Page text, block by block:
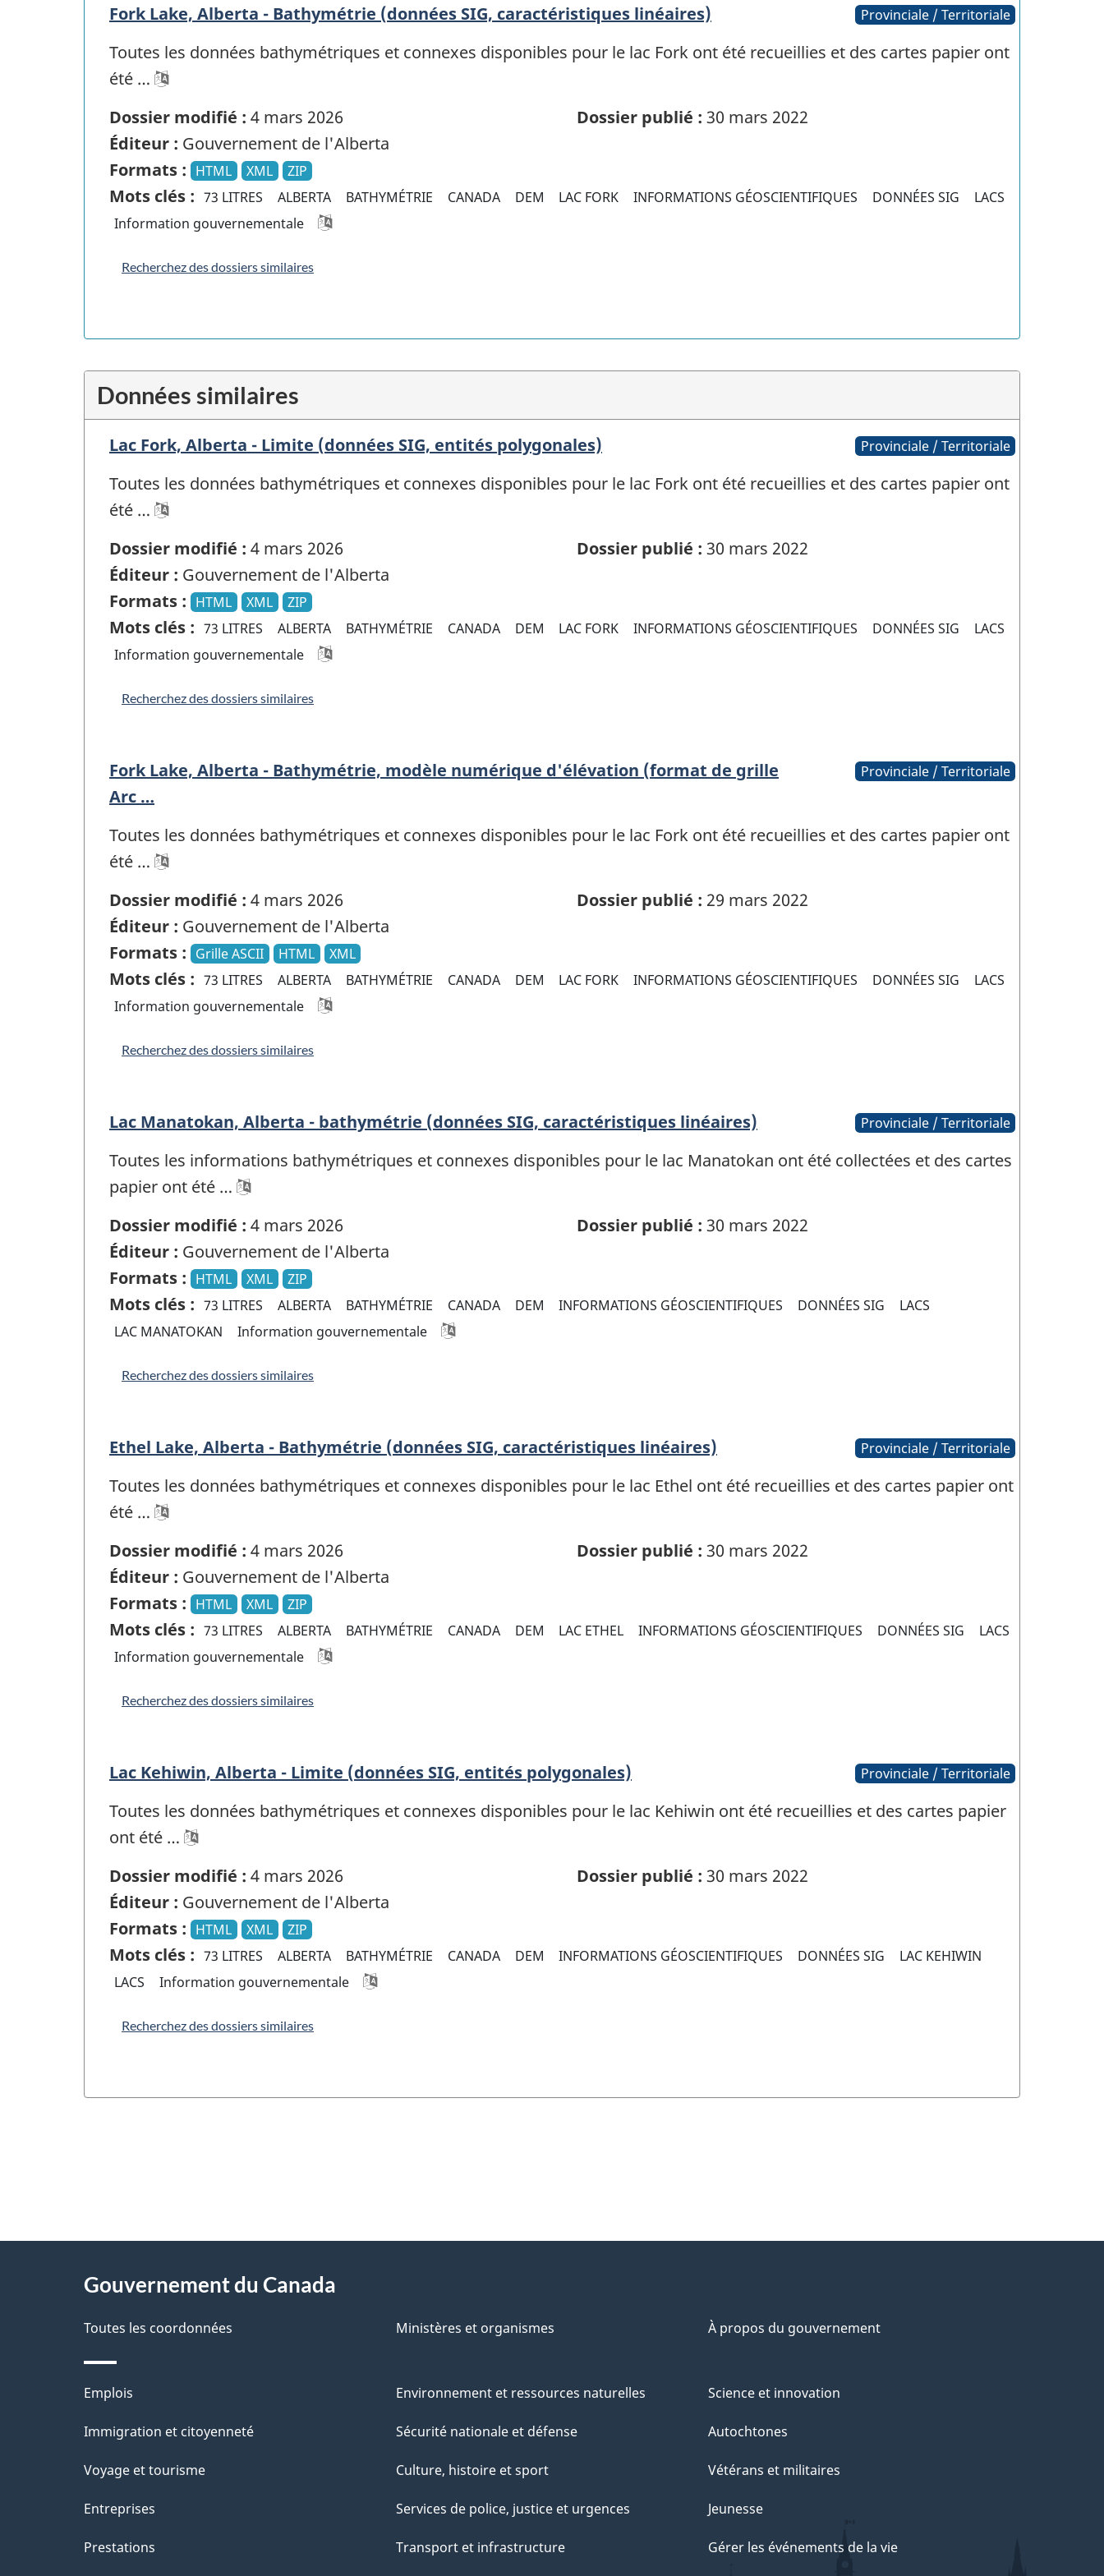
Fork Lake, Alberta - Bathymétrie (données SIG, caractéristiques linéaires) Provinciale / Territoriale
Toutes les données bathymétriques et connexes disponibles pour le lac Fork ont été recueillies et des cartes papier ont
été …
Dossier modifié : 4 mars 2026 Dossier publié : 30 mars 2022
Éditeur : Gouvernement de l'Alberta
Formats : HTML XML ZIP
Mots clés : 73 LITRES ALBERTA BATHYMÉTRIE CANADA DEM LAC FORK INFORMATIONS GÉOSCIENTIFIQUES DONNÉES SIG
LACS
Information gouvernementale
Recherchez des dossiers similaires
Données similaires
Lac Fork, Alberta - Limite (données SIG, entités polygonales) Provinciale / Territoriale
Toutes les données bathymétriques et connexes disponibles pour le lac Fork ont été recueillies et des cartes papier ont
été …
Dossier modifié : 4 mars 2026 Dossier publié : 30 mars 2022
Éditeur : Gouvernement de l'Alberta
Formats : HTML XML ZIP
Mots clés : 73 LITRES ALBERTA BATHYMÉTRIE CANADA DEM LAC FORK INFORMATIONS GÉOSCIENTIFIQUES DONNÉES SIG
LACS
Information gouvernementale
Recherchez des dossiers similaires
Fork Lake, Alberta - Bathymétrie, modèle numérique d'élévation (format de grille
Arc …
Provinciale / Territoriale
Toutes les données bathymétriques et connexes disponibles pour le lac Fork ont été recueillies et des cartes papier ont
été …
Dossier modifié : 4 mars 2026 Dossier publié : 29 mars 2022
Éditeur : Gouvernement de l'Alberta
Formats : Grille ASCII HTML XML
Mots clés : 73 LITRES ALBERTA BATHYMÉTRIE CANADA DEM LAC FORK INFORMATIONS GÉOSCIENTIFIQUES DONNÉES SIG
LACS
Information gouvernementale
Recherchez des dossiers similaires
Lac Manatokan, Alberta - bathymétrie (données SIG, caractéristiques linéaires) Provinciale / Territoriale
Toutes les informations bathymétriques et connexes disponibles pour le lac Manatokan ont été collectées et des cartes
papier ont été …
Dossier modifié : 4 mars 2026 Dossier publié : 30 mars 2022
Éditeur : Gouvernement de l'Alberta
Formats : HTML XML ZIP
Mots clés : 73 LITRES ALBERTA BATHYMÉTRIE CANADA DEM INFORMATIONS GÉOSCIENTIFIQUES DONNÉES SIG
LACS
LAC MANATOKAN
Information gouvernementale
Recherchez des dossiers similaires
Ethel Lake, Alberta - Bathymétrie (données SIG, caractéristiques linéaires) Provinciale / Territoriale
Toutes les données bathymétriques et connexes disponibles pour le lac Ethel ont été recueillies et des cartes papier ont
été …
Dossier modifié : 4 mars 2026 Dossier publié : 30 mars 2022
Éditeur : Gouvernement de l'Alberta
Formats : HTML XML ZIP
Mots clés : 73 LITRES ALBERTA BATHYMÉTRIE CANADA DEM LAC ETHEL INFORMATIONS GÉOSCIENTIFIQUES DONNÉES SIG
LACS
Information gouvernementale
Recherchez des dossiers similaires
Lac Kehiwin, Alberta - Limite (données SIG, entités polygonales) Provinciale / Territoriale
Toutes les données bathymétriques et connexes disponibles pour le lac Kehiwin ont été recueillies et des cartes papier
ont été …
Dossier modifié : 4 mars 2026 Dossier publié : 30 mars 2022
Éditeur : Gouvernement de l'Alberta
Formats : HTML XML ZIP
Mots clés : 73 LITRES ALBERTA BATHYMÉTRIE CANADA DEM INFORMATIONS GÉOSCIENTIFIQUES DONNÉES SIG
LAC KEHIWIN
LACS
Information gouvernementale
Recherchez des dossiers similaires
D
é
t
a
i
l
d
e
l
p
Gouvernement du Canada
Toutes les coordonnées Ministères et organismes À propos du gouvernement
Thèmes
et
Emplois
Immigration et citoyenneté
Voyage et tourisme
Entreprises
Prestations
Environnement et ressources naturelles
Sécurité nationale et défense
Culture, histoire et sport
Services de police, justice et urgences
Transport et infrastructure
Science et innovation
Autochtones
Vétérans et militaires
Jeunesse
Gérer les événements de la vie